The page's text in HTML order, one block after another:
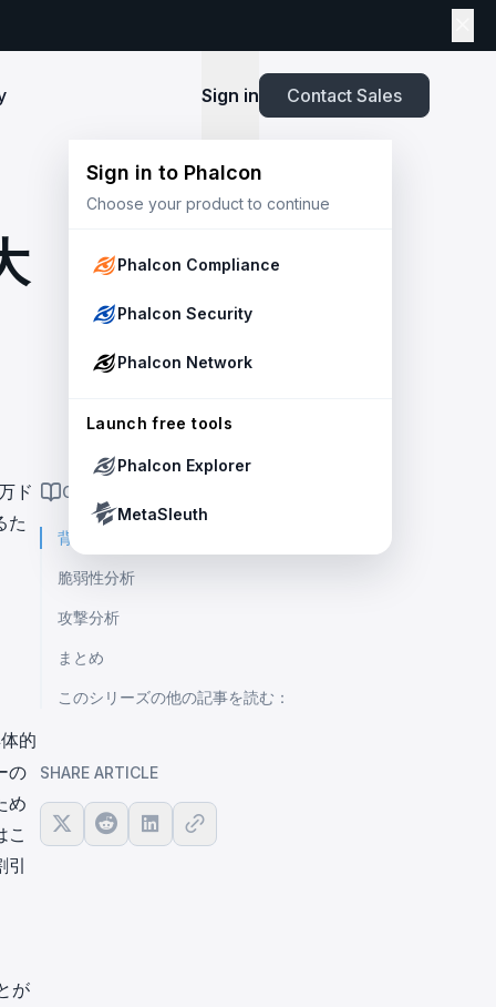
TOOLS
Enhance your blockchain explorer with
capabilities.
Simulation API
transaction.
USDT Freeze Checker
Tether’s blacklist in real time.
before launch. Block
to shield your ecosystem and
Trust and Secure Your Platform at
your tokenization contracts,
Playbook New
Whitepaper
Stablecoin Issuer Freeze Risk: A User-Centric
2025 Crypto Crime Report
Handbook
Crypto Payment Compliance Handbook
Newsroom
news and featured stories.
Sign in
Sign in to Phalcon
Choose your product to continue
Phalcon Compliance
Phalcon Security
Phalcon Network
Launch free tools
Phalcon Explorer
MetaSleuth
Contact Sales
ド
た
的
の
め
こ
引
が
ON THIS PAGE
背景
脆弱性分析
攻撃分析
まとめ
このシリーズの他の記事を読む：
SHARE ARTICLE